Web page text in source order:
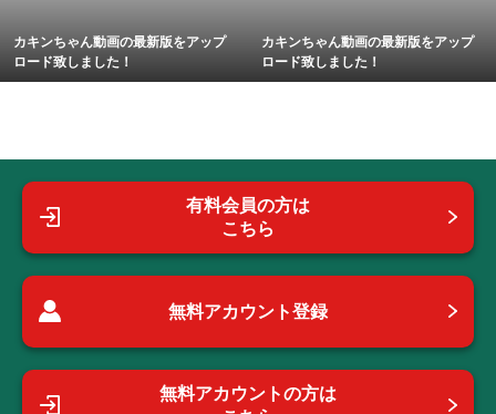
カキンちゃん動画の最新版をアップ
ロード致しました！
カキンちゃん動画の最新版をアップ
ロード致しました！
有料会員の方は
こちら
無料アカウント登録
無料アカウントの方は